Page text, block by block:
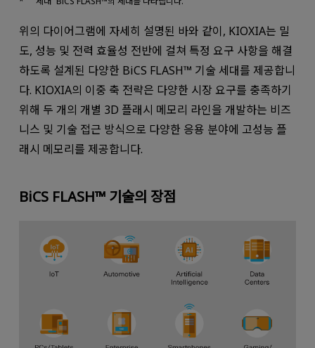
위의 다이어그램에 자세히 설명된 바와 같이, KIOXIA는 밀
도, 성능 및 전력 효율성 전반에 걸쳐 특정 요구 사항을 해결
하도록 설계된 다양한 BiCS FLASH™ 기술 세대를 제공합니
다. KIOXIA의 이중 축 전략은 다양한 시장 요구를 충족하기
위해 두 개의 개별 3D 플래시 메모리 라인을 개발하는 비즈
니스 및 기술 접근 방식으로 다양한 응용 분야에 고성능 플
래시 메모리를 제공합니다.
BiCS FLASH™ 기술의 장점